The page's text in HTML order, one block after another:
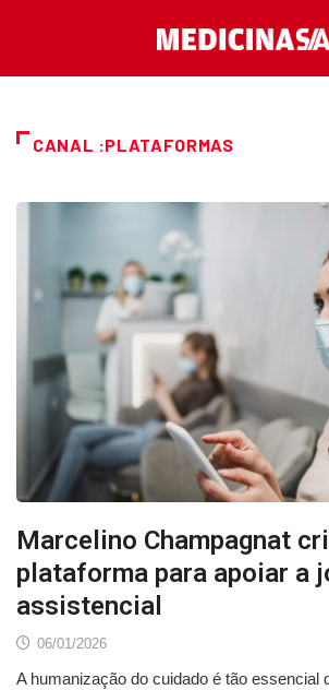
CANAL :PLATAFORMAS
Marcelino Champagnat
plataforma para apoiar a
assistencial
06/01/2026
A humanização do cuidado é tão essencial